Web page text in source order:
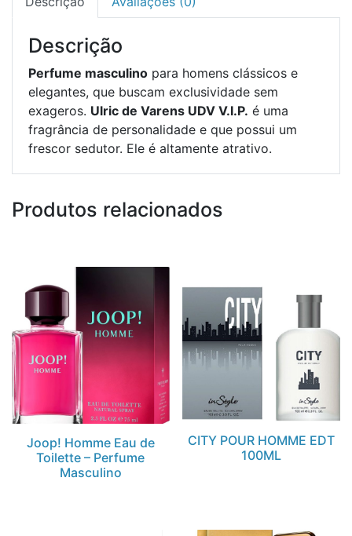
Descrição
Perfume masculino para homens clássicos e
elegantes, que buscam exclusividade sem
exageros. Ulric de Varens UDV V.I.P. é uma
fragrância de personalidade e que possui um
frescor sedutor. Ele é altamente atrativo.
Produtos relacionados
Joop! Homme Eau de
Toilette – Perfume
Masculino
CITY POUR HOMME EDT
100ML